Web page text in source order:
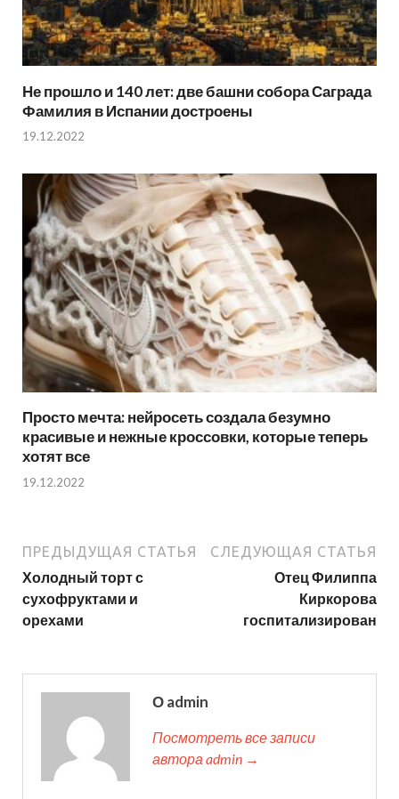
Не прошло и 140 лет: две башни собора Саграда
Фамилия в Испании достроены
19.12.2022
Просто мечта: нейросеть создала безумно
красивые и нежные кроссовки, которые теперь
хотят все
19.12.2022
ПРЕДЫДУЩАЯ СТАТЬЯ
Холодный торт с
сухофруктами и
орехами
СЛЕДУЮЩАЯ СТАТЬЯ
Отец Филиппа
Киркорова
госпитализирован
О admin
Посмотреть все записи
автора admin →